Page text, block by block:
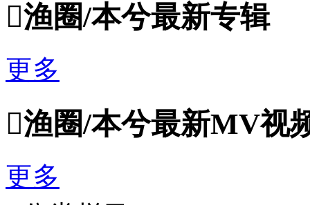
渔圈/本兮最新专辑
更多
渔圈/本兮最新MV视
更多